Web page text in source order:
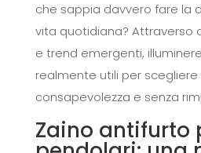
che sappia davvero fare la
vita quotidiana? Attraverso
e trend emergenti,
realmente utili per scegliere
consapevolezza e senza
Zaino antifurto